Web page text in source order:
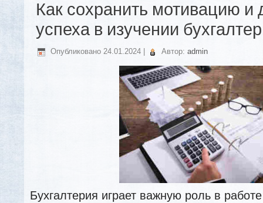
Как сохранить мотивацию и
успеха в изучении
Опубликовано 24.01.2024 Автор: admin
Бухгалтерия играет важную роль в